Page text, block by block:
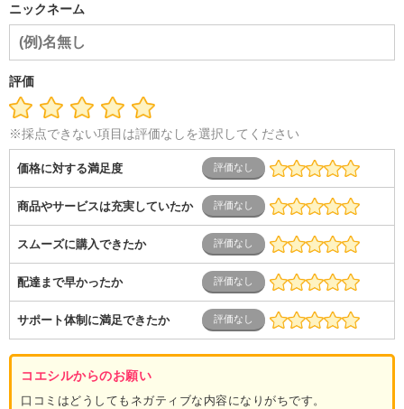
ニックネーム
評価
※採点できない項目は評価なしを選択してください
価格に対する満足度
商品やサービスは充実していたか
スムーズに購入できたか
配達まで早かったか
サポート体制に満足できたか
コエシルからのお願い
口コミはどうしてもネガティブな内容になりがちです。